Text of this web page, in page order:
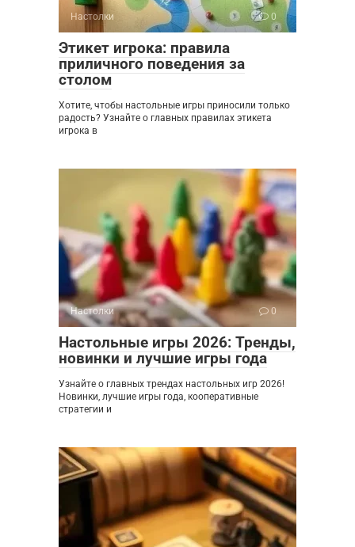
Настолки 0
Этикет игрока: правила
приличного поведения за
столом
Хотите, чтобы настольные игры приносили только
радость? Узнайте о главных правилах этикета
игрока в
Настолки 0
Настольные игры 2026: Тренды,
новинки и лучшие игры года
Узнайте о главных трендах настольных игр 2026!
Новинки, лучшие игры года, кооперативные
стратегии и